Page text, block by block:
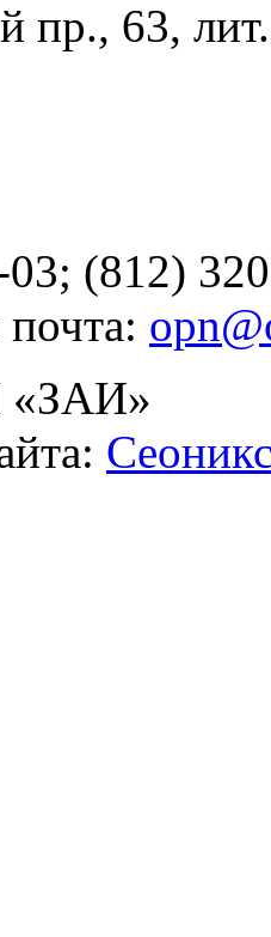
пр., 63,
(812)